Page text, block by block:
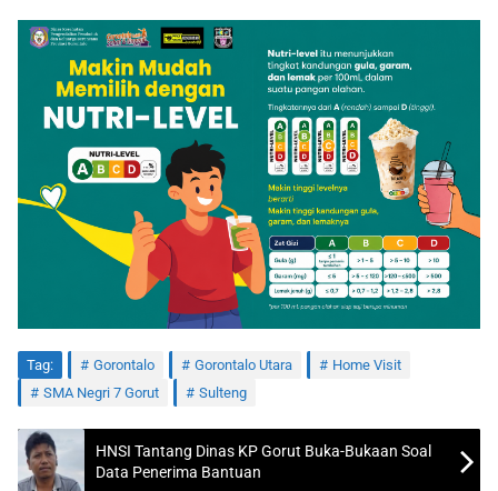
Tag: Gorontalo Gorontalo Utara
Home Visit
SMA Negri 7 Gorut
Sulteng
HNSI Tantang Dinas KP Gorut Buka-Bukaan Soal
Data Penerima Bantuan